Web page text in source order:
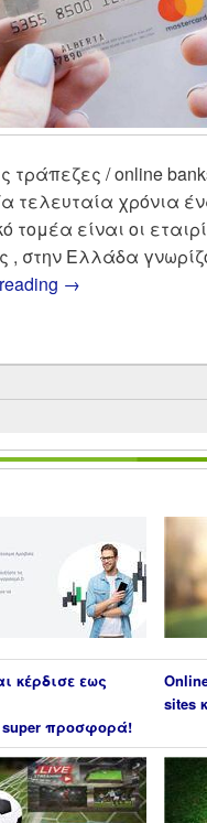
τράπεζες / online
τελευταία χρόνια
τομέα είναι οι
, στην Ελλάδα
Σύγκριση
→
κέρδισε εως
προσφορά!
sites